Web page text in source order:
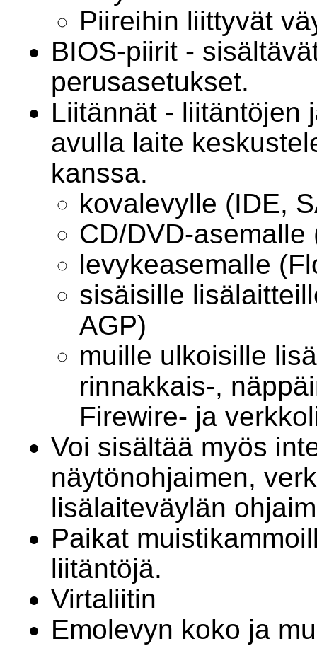
Piireihin liittyvät
BIOS-piirit -
perusasetukset.
Liitännät - liitäntöjen
avulla laite
kanssa.
kovalevylle (IDE,
CD/DVD-asemalle
levykeasemalle
sisäisille
AGP)
muille ulkoisille
rinnakkais-,
Firewire- ja
Voi sisältää myös
näytönohjaimen,
lisälaiteväylän
Paikat
liitäntöjä.
Virtaliitin
Emolevyn koko ja